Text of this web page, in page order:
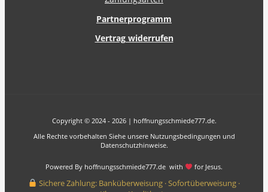
Partnerprogramm
Vertrag widerrufen
Copyright © 2024 - 2026 | hoffnungsschmiede777.de.
Alle Rechte vorbehalten Siehe unsere Nutzungsbedingungen und
Datenschutzhinweise.
Powered By hoffnungsschmiede777.de with for Jesus.
Sichere Zahlung: Banküberweisung · Sofortüberweisung ·